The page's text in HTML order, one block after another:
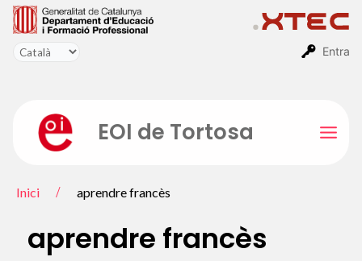
Entra
Vés
contingut
EOI de Tortosa
Inici aprendre francès
aprendre francès